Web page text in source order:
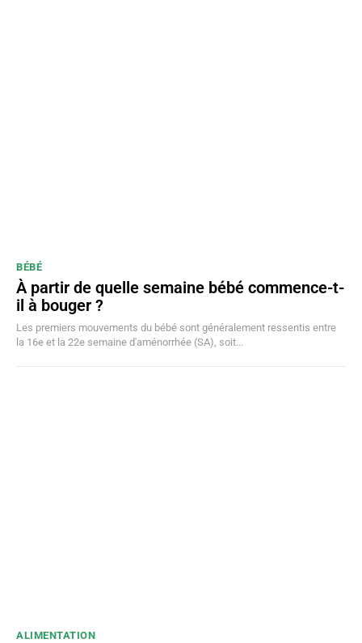
BÉBÉ
À partir de quelle semaine bébé commence-t-
il à bouger ?
Les premiers mouvements du bébé sont généralement ressentis entre
la 16e et la 22e semaine d'aménorrhée (SA), soit...
ALIMENTATION